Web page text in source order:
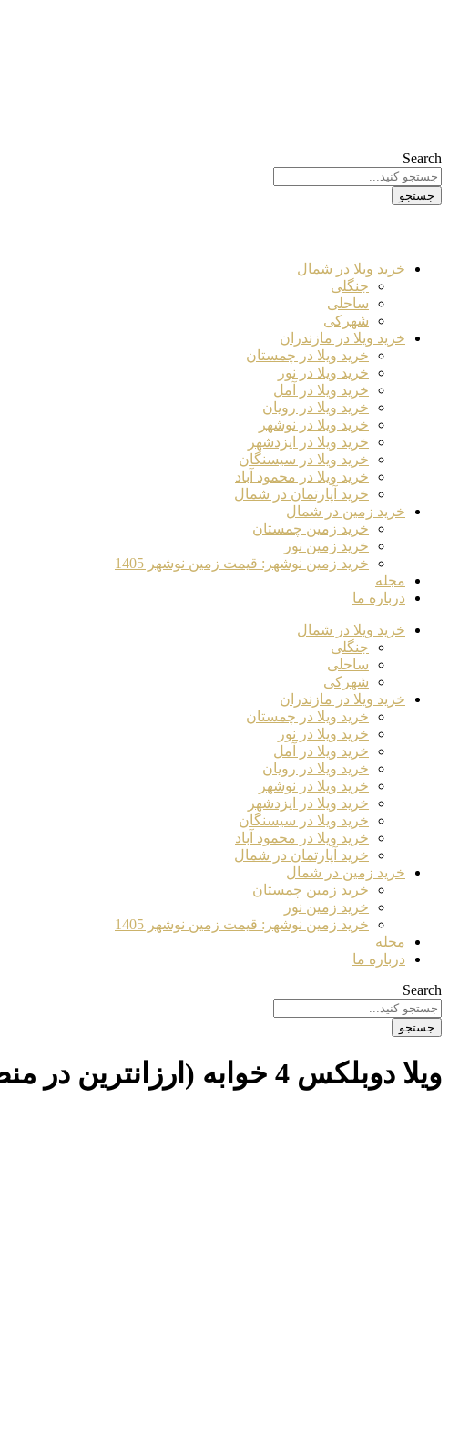
Search
جستجو
خرید ویلا در شمال
جنگلی
ساحلی
شهرکی
خرید ویلا در مازندران
خرید ویلا در چمستان
خرید ویلا در نور
خرید ویلا در آمل
خرید ویلا در رویان
خرید ویلا در نوشهر
خرید ویلا در ایزدشهر
خرید ویلا در سیسنگان
خرید ویلا در محمود آباد
خرید آپارتمان در شمال
خرید زمین در شمال
خرید زمین چمستان
خرید زمین نور
خرید زمین نوشهر: قیمت زمین نوشهر 1405
مجله
درباره ما
خرید ویلا در شمال
جنگلی
ساحلی
شهرکی
خرید ویلا در مازندران
خرید ویلا در چمستان
خرید ویلا در نور
خرید ویلا در آمل
خرید ویلا در رویان
خرید ویلا در نوشهر
خرید ویلا در ایزدشهر
خرید ویلا در سیسنگان
خرید ویلا در محمود آباد
خرید آپارتمان در شمال
خرید زمین در شمال
خرید زمین چمستان
خرید زمین نور
خرید زمین نوشهر: قیمت زمین نوشهر 1405
مجله
درباره ما
Search
جستجو
ویلا دوبلکس 4 خوابه (ارزانترین در منطقه) با 270 متر زمین